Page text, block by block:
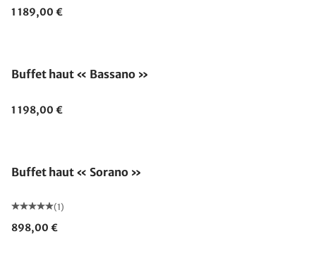
1 189,00 €
Buffet haut « Bassano »
1 198,00 €
Buffet haut « Sorano »
(1)
898,00 €